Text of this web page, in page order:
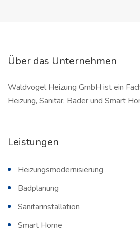
Über das Unternehmen
Waldvogel Heizung GmbH ist ein
Heizung, Sanitär, Bäder und Smart
Leistungen
Heizungsmodernisierung
Badplanung
Sanitärinstallation
Smart Home